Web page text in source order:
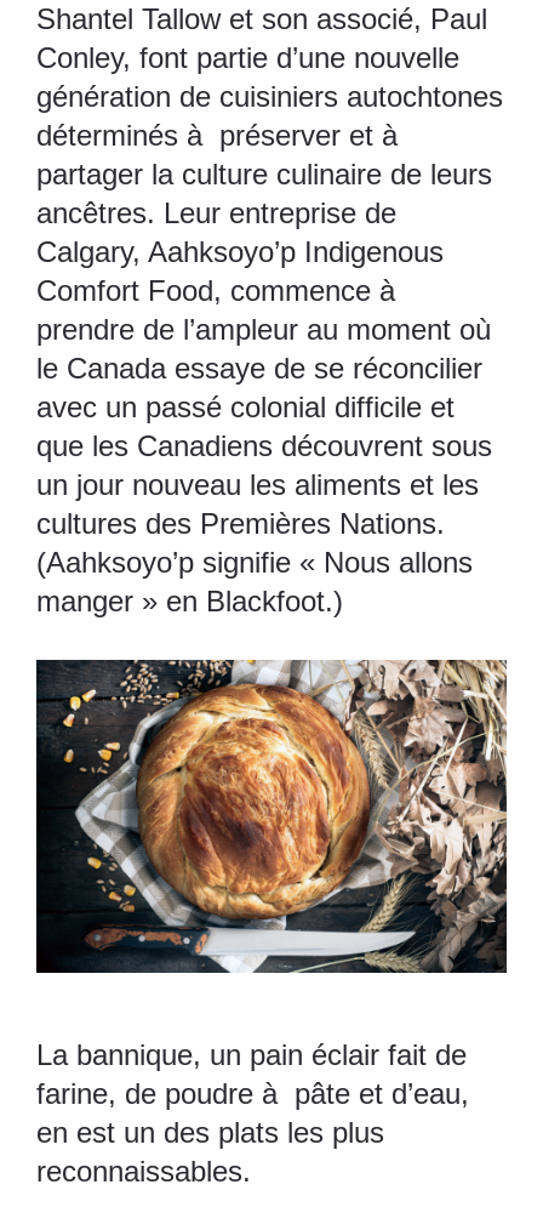
Shantel Tallow et son associé, Paul
Conley, font partie d’une nouvelle
génération de cuisiniers autochtones
déterminés à préserver et à
partager la culture culinaire de leurs
ancêtres. Leur entreprise de
Calgary, Aahksoyo’p Indigenous
Comfort Food, commence à
prendre de l’ampleur au moment où
le Canada essaye de se réconcilier
avec un passé colonial difficile et
que les Canadiens découvrent sous
un jour nouveau les aliments et les
cultures des Premières Nations.
(Aahksoyo’p signifie « Nous allons
manger » en Blackfoot.)
La bannique, un pain éclair fait de
farine, de poudre à pâte et d’eau,
en est un des plats les plus
reconnaissables.